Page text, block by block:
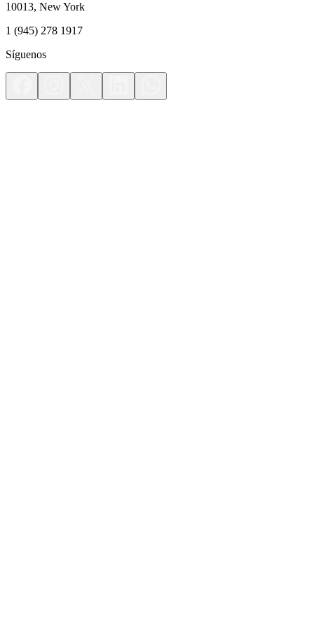
10013, New York
1 (945) 278 1917
Síguenos